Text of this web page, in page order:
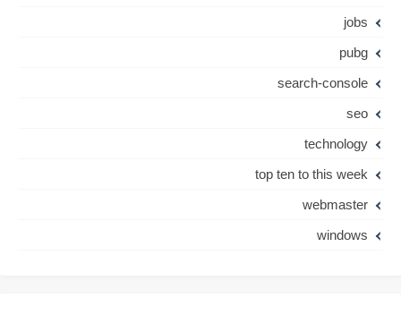
jobs
pubg
search-console
seo
technology
top ten to this week
webmaster
windows